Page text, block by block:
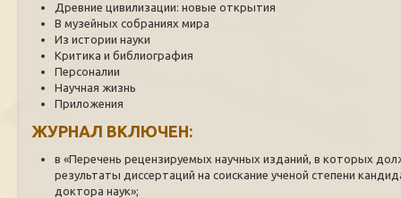
Древние цивилизации: новые открытия
В музейных собраниях мира
Из истории науки
Критика и библиография
Персоналии
Научная жизнь
Приложения
ЖУРНАЛ ВКЛЮЧЕН:
в «Перечень рецензируемых научных изданий, в которых
результаты диссертаций на соискание ученой степени
доктора наук»;